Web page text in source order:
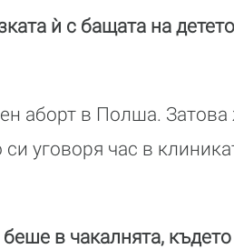
ѝ с бащата на
аборт в Полша. Затова
уговоря час в
в чакалнята, където